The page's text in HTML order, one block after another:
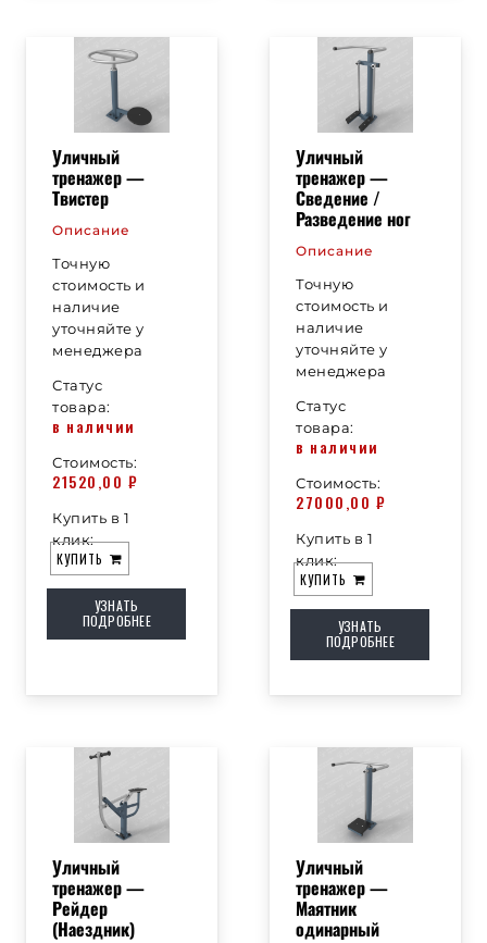
Уличный
тренажер —
Твистер
Описание
Точную
стоимость и
наличие
уточняйте у
менеджера
Статус
товара:
в наличии
Стоимость:
21520,00 ₽
Купить в 1
клик:
КУПИТЬ
УЗНАТЬ
ПОДРОБНЕЕ
Уличный
тренажер —
Сведение /
Разведение ног
Описание
Точную
стоимость и
наличие
уточняйте у
менеджера
Статус
товара:
в наличии
Стоимость:
27000,00 ₽
Купить в 1
клик:
КУПИТЬ
УЗНАТЬ
ПОДРОБНЕЕ
Уличный
тренажер —
Рейдер
(Наездник)
Уличный
тренажер —
Маятник
одинарный